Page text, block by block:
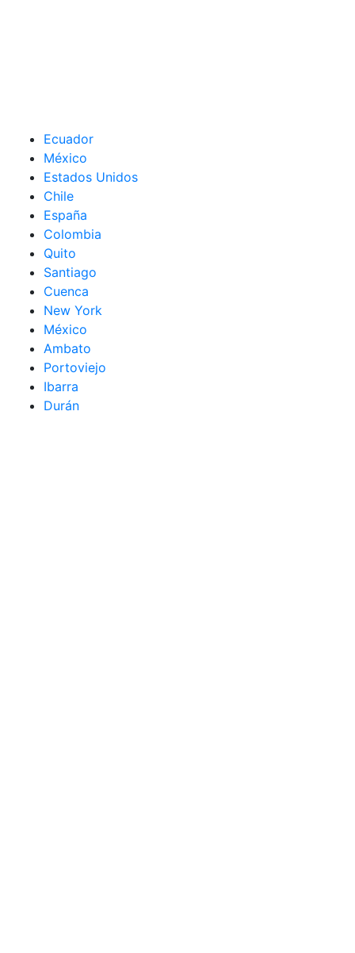
Ecuador
México
Estados Unidos
Chile
España
Colombia
Quito
Santiago
Cuenca
New York
México
Ambato
Portoviejo
Ibarra
Durán